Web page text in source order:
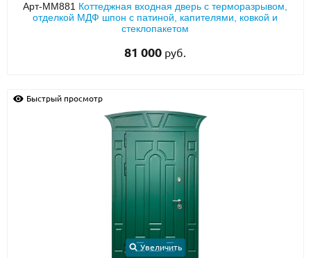
Арт-ММ881 Коттеджная входная дверь с терморазрывом,
отделкой МДФ шпон с патиной, капителями, ковкой и
стеклопакетом
81 000 руб.
Быстрый просмотр
Увеличить